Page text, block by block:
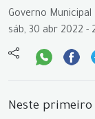
Governo Municipal
sáb, 30 abr 2022 -
Neste